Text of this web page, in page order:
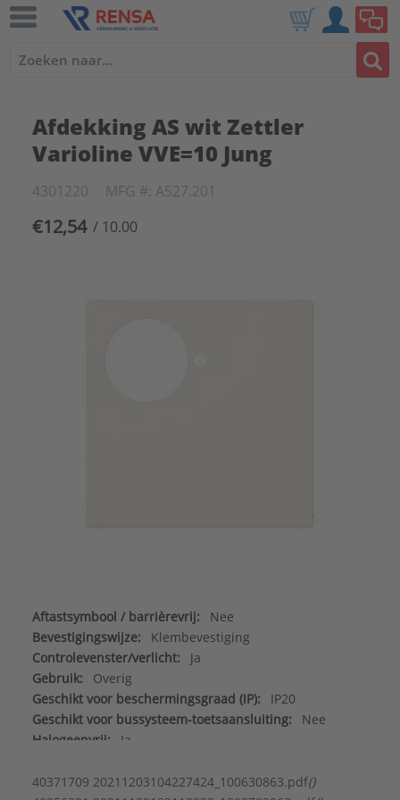
Afdekking AS wit Zettler
Varioline VVE=10 Jung
4301220 MFG #: A527.201
€12,54 / 10.00
Aftastsymbool / barrièrevrij:
Nee
Bevestigingswijze:
Klembevestiging
Controlevenster/verlicht:
Ja
Gebruik:
Overig
Geschikt voor beschermingsgraad (IP):
IP20
Geschikt voor bussysteem-toetsaansluiting:
Nee
Halogeenvrij:
Ja
Materiaal:
Kunststof
40371709 20211203104227424_100630863.pdf()